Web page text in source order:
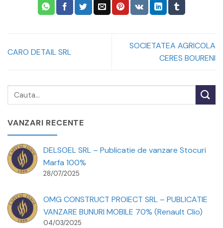
CARO DETAIL SRL
SOCIETATEA AGRICOLA
CERES BOURENI
VANZARI RECENTE
DELSOEL SRL – Publicatie de vanzare Stocuri
Marfa 100%
28/07/2025
OMG CONSTRUCT PROIECT SRL – PUBLICATIE
VANZARE BUNURI MOBILE 70% (Renault Clio)
04/03/2025